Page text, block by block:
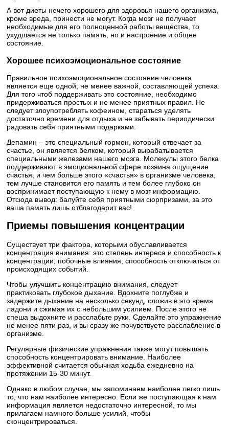
А вот диеты нечего хорошего для здоровья нашего организма,
кроме вреда, принести не могут. Когда мозг не получает
необходимые для его полноценной работы вещества, то
ухудшается не только память, но и настроение и общее
состояние.
Хорошее психоэмоциональное состояние
Правильное психоэмоциональное состояние человека
является еще одной, не менее важной, составляющей успеха.
Для того чтоб поддерживать это состояние, необходимо
придерживаться простых и не менее приятных правил. Не
следует злоупотреблять кофеином, стараться уделять
достаточно времени для отдыха и не забывать периодически
радовать себя приятными подарками.
Депамин – это специальный гормон, который отвечает за
счастье, он является белком, который вырабатывается
специальными железами нашего мозга. Молекулы этого белка
поддерживают в эмоциональной сфере хозяина ощущение
счастья, и чем больше этого «счастья» в организме человека,
тем лучше становится его память и тем более глубоко он
воспринимает поступающую к нему в мозг информацию.
Отсюда вывод: балуйте себя приятными сюрпризами, за это
ваша память лишь отблагодарит вас!
Приемы повышения концентрации
Существует три фактора, которыми обуславливается
концентрация внимания: это степень интереса и способность к
концентрации; побочные влияния; способность отключаться от
происходящих событий.
Чтобы улучшить концентрацию внимания, следует
практиковать глубокое дыхание. Вдохните поглубже и
задержите дыхание на несколько секунд, сложив в это время
ладони и сжимая их с небольшим усилием. После этого не
спеша выдохните и расслабьте руки. Сделайте это упражнение
не менее пяти раз, и вы сразу же почувствуете расслабление в
организме.
Регулярные физические упражнения также могут повышать
способность концентрировать внимание. Наиболее
эффективной считается обычная ходьба ежедневно на
протяжении 15-30 минут.
Однако в любом случае, мы запоминаем наиболее легко лишь
то, что нам наиболее интересно. Если же поступающая к нам
информация является недостаточно интересной, то мы
прилагаем намного больше усилий, чтобы
сконцентрироваться.